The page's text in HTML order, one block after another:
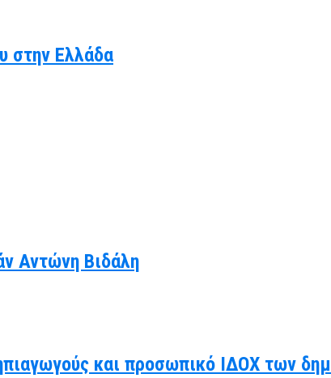
στην Ελλάδα
Αντώνη Βιδάλη
και προσωπικό ΙΔΟΧ των